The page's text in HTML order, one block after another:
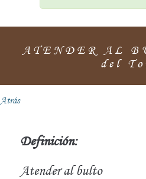
ATENDER AL
del
Atrás
Definición:
Atender al bulto